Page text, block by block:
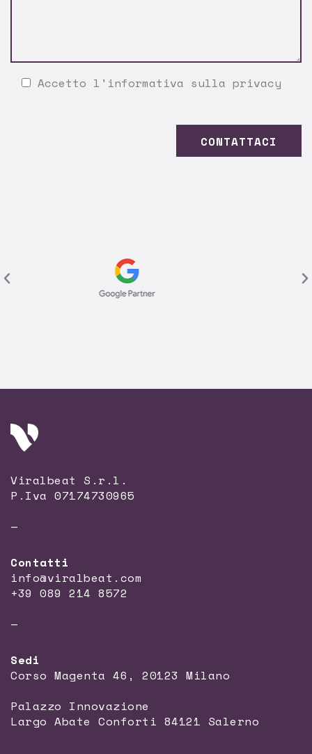
Accetto l' informativa sulla privacy
Viralbeat S.r.l.
P.Iva 07174730965
—
Contatti
info@viralbeat.com
+39 089 214 8572
—
Sedi
Corso Magenta 46, 20123 Milano
Palazzo Innovazione
Largo Abate Conforti 84121 Salerno